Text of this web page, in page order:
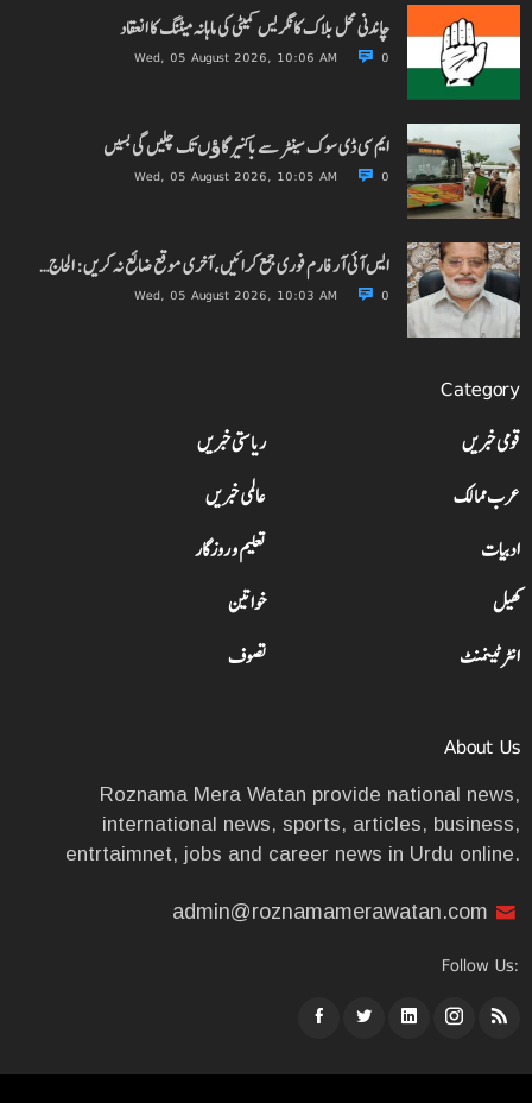
چاندنی محل بلاک کانگریس کمیٹی کی ماہانہ میٹنگ کا انعقاد
Wed, 05 August 2026, 10:06 AM 0
ایم سی ڈی سوک سینٹر سے باکنیر گاﺅں تک چلیں گی بسیں
Wed, 05 August 2026, 10:05 AM 0
ایس آئی آر فارم فوری جمع کرائیں، آخری موقع ضائع نہ کریں: الحاج…
Wed, 05 August 2026, 10:03 AM 0
Category
قومی خبریں
ریاستی خبریں
عرب ممالک
عالمی خبریں
ادبیات
تعلیم و روزگار
کھیل
خواتین
انٹرٹینمنٹ
تصوف
About Us
Roznama Mera Watan provide national news,
international news, sports, articles, business,
entrtaimnet, jobs and career news in Urdu online.
admin@roznamamerawatan.com
Follow Us: